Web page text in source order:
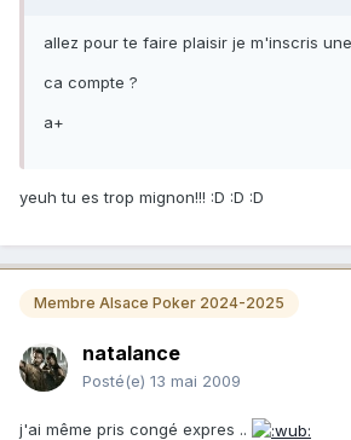
allez pour te faire plaisir je m'inscris
ca compte ?
a+
yeuh tu es trop mignon!!! :D :D :D
Membre Alsace Poker 2024-2025
natalance
Posté(e) 13 mai 2009
j'ai même pris congé expres ..